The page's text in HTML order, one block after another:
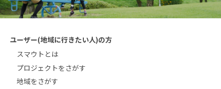
ユーザー(地域に行きたい人)の方
スマウトとは
プロジェクトをさがす
地域をさがす